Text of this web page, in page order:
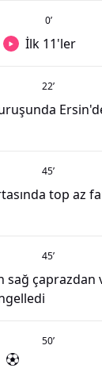
0’
İlk 11'ler
22’
45’
top az
45’
sağ çaprazdan
50’